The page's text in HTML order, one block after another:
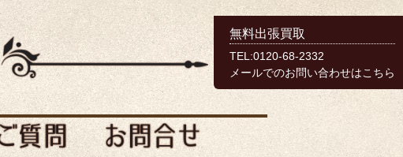
無料出張買取
TEL:0120-68-2332
メールでのお問い合わせはこちら